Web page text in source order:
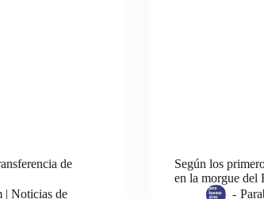
de
| Noticias de
Según los
en la morgue
-